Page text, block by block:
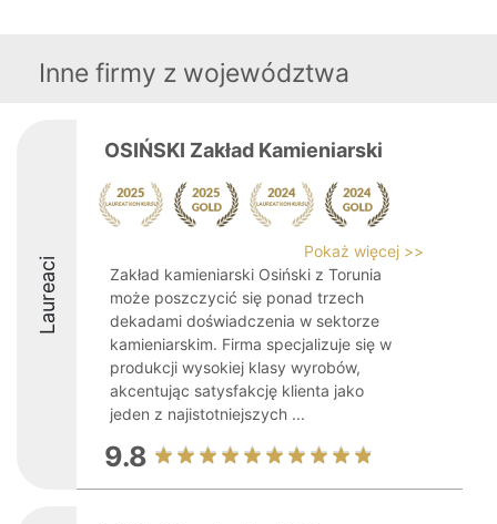
Inne firmy z województwa
Laureaci
OSIŃSKI Zakład Kamieniarski
Pokaż więcej >>
Zakład kamieniarski Osiński z Torunia
może poszczycić się ponad trzech
dekadami doświadczenia w sektorze
kamieniarskim. Firma specjalizuje się w
produkcji wysokiej klasy wyrobów,
akcentując satysfakcję klienta jako
jeden z najistotniejszych ...
9.8